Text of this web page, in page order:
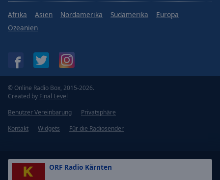
ORF Radio Kärnten
Afrika Asien Nordamerika Südamerika
Europa
Ozeanien
© Online Radio Box, 2015-2026.
Created by Final Level
Benutzer Vereinbarung
Privatsphäre
Kontakt
Widgets Für die Radiosender